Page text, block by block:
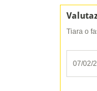
Tiara o
07/02/